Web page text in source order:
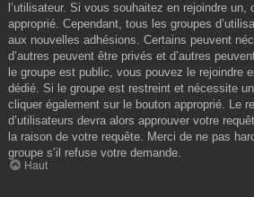
l’utilisateur. Si vous souhaitez en rejoindre un,
approprié. Cependant, tous les groupes
aux nouvelles adhésions. Certains peuvent
d’autres peuvent être privés et d’autres
le groupe est public, vous pouvez le rejoindre
dédié. Si le groupe est restreint et nécessite
cliquer également sur le bouton approprié. Le
d’utilisateurs devra alors approuver votre
la raison de votre requête. Merci de ne pas
groupe s’il refuse votre demande.
Haut